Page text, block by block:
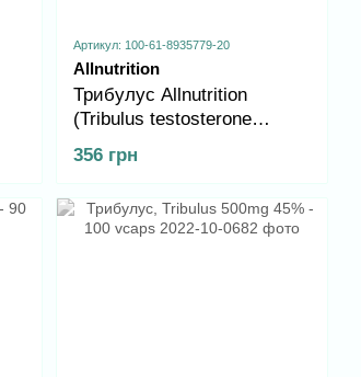
Артикул: 100-61-8935779-20
Allnutrition
Трибулус Allnutrition
(Tribulus testosterone
booster -100 caps)
356 грн